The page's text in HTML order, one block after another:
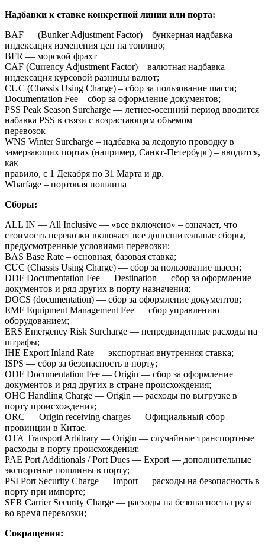
Надбавки к ставке конкретной линии или порта:
BAF — (Bunker Adjustment Factor) – бункерная надбавка —
индексация изменения цен на топливо;
BFR — морской фрахт
CAF (Currency Adjustment Factor) – валютная надбавка –
индексация курсовой разницы валют;
CUC (Chassis Using Charge) – сбор за пользование шасси;
Documentation Fee – сбор за оформление документов;
PSS Peak Season Surcharge — летнее-осенний период вводится
набавка PSS в связи с возрастающим объемом
перевозок
WNS Winter Surcharge – надбавка за ледовую проводку в
замерзающих портах (например, Санкт-Петербург) – вводится,
как
правило, с 1 Декабря по 31 Марта и др.
Wharfage – портовая пошлина
Сборы:
ALL IN — All Inclusive — «все включено» – означает, что
стоимость перевозки включает все дополнительные сборы,
предусмотренные условиями перевозки;
BAS Base Rate – основная, базовая ставка;
CUC (Chassis Using Charge) — сбор за пользование шасси;
DDF Documentation Fee — Destination — сбор за оформление
документов и ряд других в порту назначения;
DOCS (documentation) — сбор за оформление документов;
EMF Equipment Management Fee — сбор управлению
оборудованием;
ERS Emergency Risk Surcharge — непредвиденные расходы на
штрафы;
IHE Export Inland Rate — экспортная внутренняя ставка;
ISPS — сбор за безопасность в порту;
ODF Documentation Fee — Origin — сбор за оформление
документов и ряд других в стране происхождения;
OHC Handling Charge — Origin — расходы по выгрузке в
порту происхождения;
ORC — Origin receiving charges — Официальный сбор
провинции в Китае.
OTA Transport Arbitrary — Origin — случайные транспортные
расходы в порту происхождения;
PAE Port Additionals / Port Dues — Export — дополнительные
экспортные пошлины в порту;
PSI Port Security Charge — Import — расходы на безопасность в
порту при импорте;
SER Carrier Security Charge — расходы на безопасность груза
во время перевозки;
Сокращения: